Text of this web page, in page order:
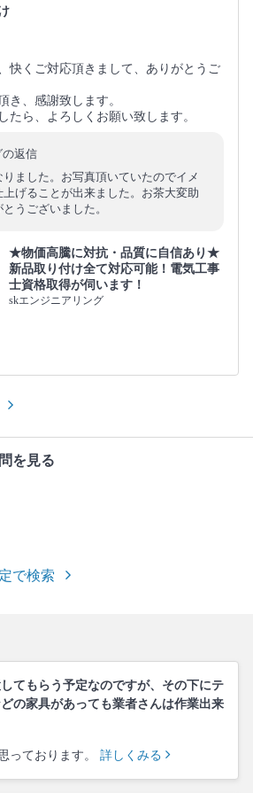
快くご対応頂きまして、ありがとうご
き、感謝致します。
たら、よろしくお願い致します。
の返信
りました。お写真頂いていたのでイメ
げることが出来ました。お茶大変助
うございました。
★物価高騰に対抗・品質に自信あり★
新品取り付け全て対応可能！電気工事
士資格取得が伺います！
skエンジニアリング
を見る
で検索
てもらう予定なのですが、その下にテ
の家具があっても業者さんは作業出来
っております。 詳しくみる